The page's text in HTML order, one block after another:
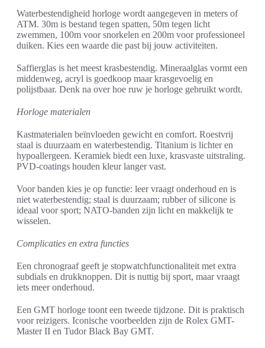
Waterbestendigheid horloge wordt aangegeven in meters of
ATM. 30m is bestand tegen spatten, 50m tegen licht
zwemmen, 100m voor snorkelen en 200m voor professioneel
duiken. Kies een waarde die past bij jouw activiteiten.
Saffierglas is het meest krasbestendig. Mineraalglas vormt een
middenweg, acryl is goedkoop maar krasgevoelig en
polijstbaar. Denk na over hoe ruw je horloge gebruikt wordt.
Horloge materialen
Kastmaterialen beïnvloeden gewicht en comfort. Roestvrij
staal is duurzaam en waterbestendig. Titanium is lichter en
hypoallergeen. Keramiek biedt een luxe, krasvaste uitstraling.
PVD-coatings houden kleur langer vast.
Voor banden kies je op functie: leer vraagt onderhoud en is
niet waterbestendig; staal is duurzaam; rubber of silicone is
ideaal voor sport; NATO-banden zijn licht en makkelijk te
wisselen.
Complicaties en extra functies
Een chronograaf geeft je stopwatchfunctionaliteit met extra
subdials en drukknoppen. Dit is nuttig bij sport, maar vraagt
iets meer onderhoud.
Een GMT horloge toont een tweede tijdzone. Dit is praktisch
voor reizigers. Iconische voorbeelden zijn de Rolex GMT-
Master II en Tudor Black Bay GMT.